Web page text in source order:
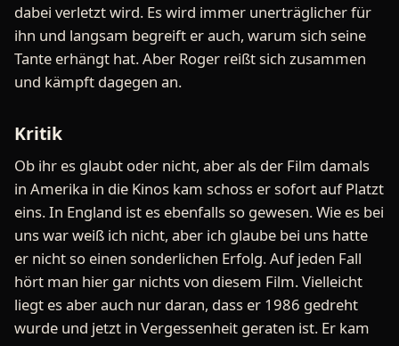
dabei verletzt wird. Es wird immer unerträglicher für
ihn und langsam begreift er auch, warum sich seine
Tante erhängt hat. Aber Roger reißt sich zusammen
und kämpft dagegen an.
Kritik
Ob ihr es glaubt oder nicht, aber als der Film damals
in Amerika in die Kinos kam schoss er sofort auf Platzt
eins. In England ist es ebenfalls so gewesen. Wie es bei
uns war weiß ich nicht, aber ich glaube bei uns hatte
er nicht so einen sonderlichen Erfolg. Auf jeden Fall
hört man hier gar nichts von diesem Film. Vielleicht
liegt es aber auch nur daran, dass er 1986 gedreht
wurde und jetzt in Vergessenheit geraten ist. Er kam